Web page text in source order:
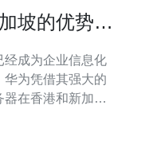
坡的优势与
经成为企业信息化
为凭借其强大的
在香港和新加坡
云服务器在香港